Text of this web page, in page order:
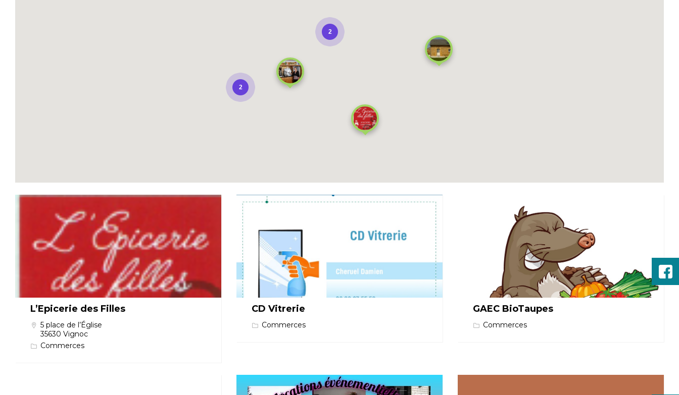
2
2
L’Epicerie des Filles
5 place de l’Église
35630 Vignoc
Commerces
CD Vitrerie
Commerces
GAEC BioTaupes
Commerces